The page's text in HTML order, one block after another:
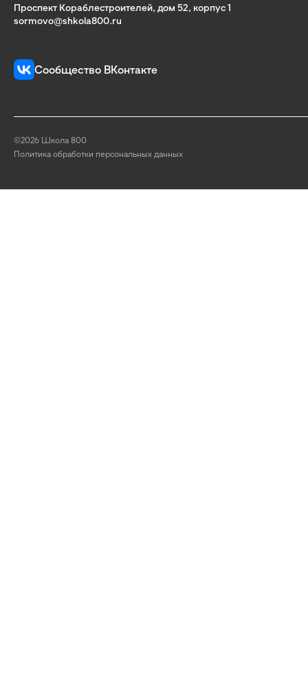
Проспект Кораблестроителей, дом 52, корпус 1
sormovo@shkola800.ru
Сообщество ВКонтакте
©2026 Школа 800
Политика обработки персональных данных